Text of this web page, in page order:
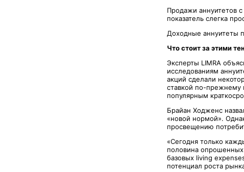
Продажи аннуитетов
показатель слегка
Доходные аннуитеты
Что стоит за этими
Эксперты LIMRA
исследованиям
акций сделали
ставкой по-прежнему
популярным
Брайан Ходженс
«новой нормой».
просвещению
«Сегодня только
половина опрошенных
базовых living
потенциал роста